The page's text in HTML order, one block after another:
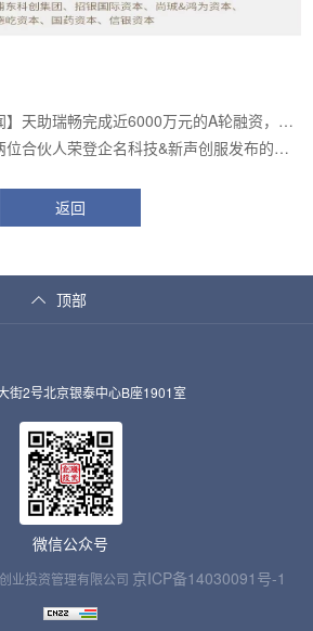
】天助瑞畅完成近6000万元的A轮融资，打
一体式胸主动脉覆膜支架系统
合伙人荣登企名科技&新声创服发布的
返回
顶部
街2号北京银泰中心B座1901室
微信公众号
业投资管理有限公司 京ICP备14030091号-1